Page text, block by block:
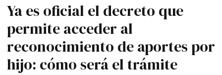
Ya es oficial el decreto que
permite acceder al
reconocimiento de aportes por
hijo: cómo será el trámite